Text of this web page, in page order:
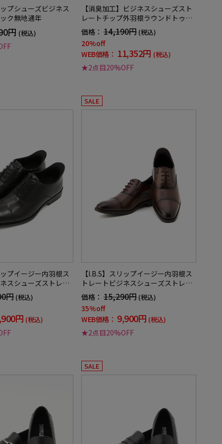
プシューズビジネス
ク無地通年
円 (税込)
【消臭加工】ビジネスシューズスト
レートチップ外羽根ラウンドトゥne
ro通年
価格： 14,190円 (税込)
20%off
WEB価格： 11,352円 (税込)
★2点目20%OFF
プイージー内羽根ス
スシューズストレー
年
円 (税込)
円 (税込)
SALE
【I.B.S】スリップイージー内羽根ス
トレートビジネスシューズストレー
トチップ軽量通年
価格： 15,290円 (税込)
35%off
WEB価格： 9,900円 (税込)
★2点目20%OFF
SALE